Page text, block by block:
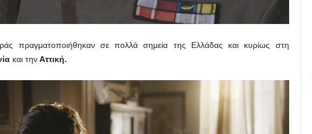
πραγματοποιήθηκαν σε πολλά σημεία της Ελλάδας και κυρίως στη
και τηνΑττική.